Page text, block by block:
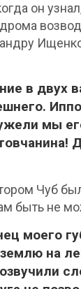
он
в двух
мы
Чуб
быть не
моего
на